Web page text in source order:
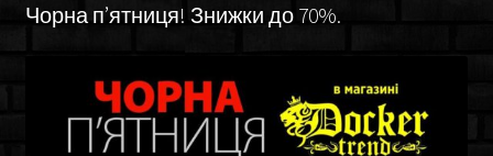
Чорна п’ятниця! Знижки до 70%.